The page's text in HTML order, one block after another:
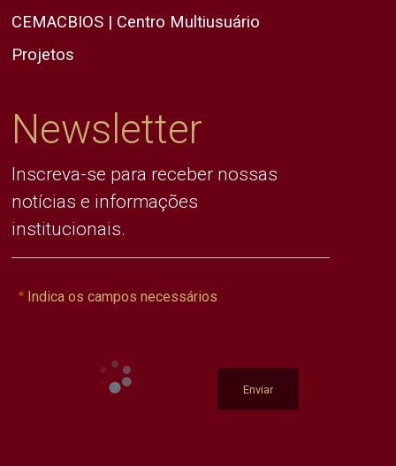
CEMACBIOS | Centro Multiusuário
Projetos
Newsletter
Inscreva-se para receber nossas
notícias e informações
institucionais.
Indica os campos necessários
Enviar